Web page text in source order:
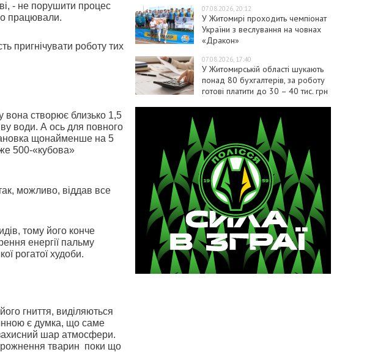
- не порушити процес
працювали.
пригнічувати роботу тих
вона створює близько 1,5
води. А ось для повного
щонайменше на 5
500-«кубова»
можливо, віддав все
тому його конче
енергії пальму
рогатої худоби.
гниття, виділяються
є думка, що саме
шар атмосфери.
тварин поки що
07.08.2026, 20:12
У Житомирі проходить чемпіонат
України з веслування на човнах
«Дракон»
07.08.2026, 17:40
У Житомирській області шукають
понад 80 бухгалтерів, за роботу
готові платити до 30 – 40 тис. грн